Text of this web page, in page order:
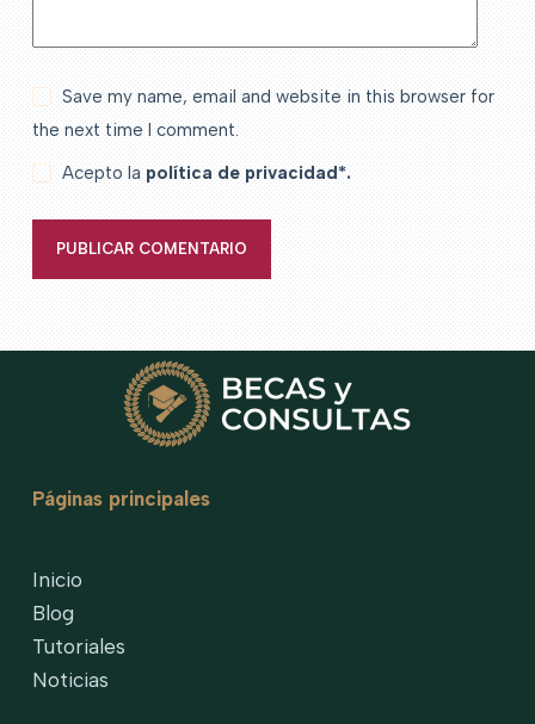
Save my name, email and website in this browser for
the next time I comment.
Acepto lapolítica de privacidad*.
PUBLICAR COMENTARIO
Páginas principales
Inicio
Blog
Tutoriales
Noticias